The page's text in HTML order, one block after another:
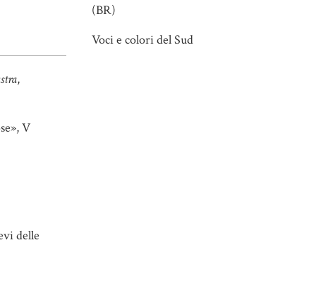
,
V
delle
(BR)
Voci e colori del Sud